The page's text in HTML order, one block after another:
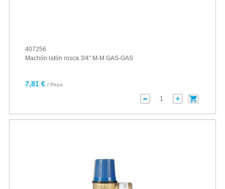
407256
Machón latón rosca 3/4" M-M GAS-GAS
7,81 € / Peça